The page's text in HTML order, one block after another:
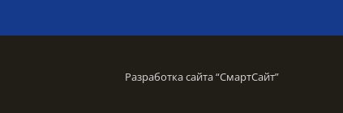
Разработка сайта “СмартСайт”